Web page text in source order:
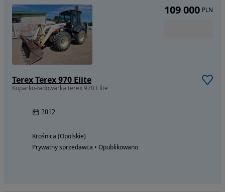
Terex Terex 970 Elite
Koparko-ładowarka terex 970 Elite
2012
Krośnica (Opolskie)
Prywatny sprzedawca • Opublikowano
109 000 PLN